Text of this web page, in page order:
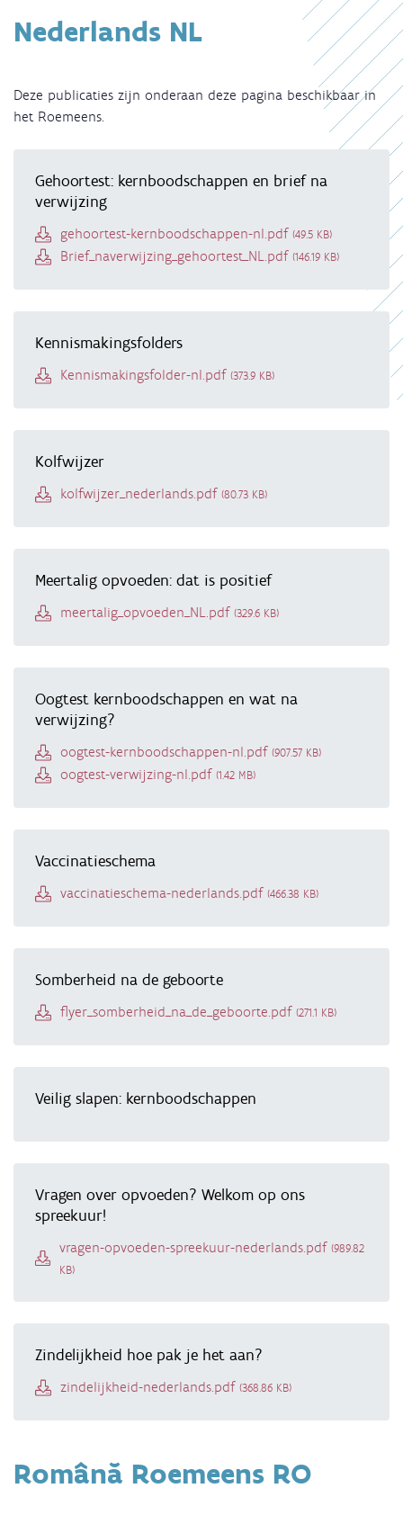
Nederlands NL
Deze publicaties zijn onderaan deze pagina beschikbaar in
het Roemeens.
Gehoortest: kernboodschappen en brief na
verwijzing
Document
gehoortest-kernboodschappen-nl.pdf (49.5 KB)
Document
Brief_naverwijzing_gehoortest_NL.pdf (146.19 KB)
Kennismakingsfolders
Document
Kennismakingsfolder-nl.pdf (373.9 KB)
Kolfwijzer
Document
kolfwijzer_nederlands.pdf (80.73 KB)
Meertalig opvoeden: dat is positief
Document
meertalig_opvoeden_NL.pdf (329.6 KB)
Oogtest kernboodschappen en wat na
verwijzing?
Document
oogtest-kernboodschappen-nl.pdf (907.57 KB)
Document
oogtest-verwijzing-nl.pdf (1.42 MB)
Vaccinatieschema
Document
vaccinatieschema-nederlands.pdf (466.38 KB)
Somberheid na de geboorte
Document
flyer_somberheid_na_de_geboorte.pdf (271.1 KB)
Veilig slapen: kernboodschappen
Vragen over opvoeden? Welkom op ons
spreekuur!
Document
vragen-opvoeden-spreekuur-nederlands.pdf(989.82
KB)
Zindelijkheid hoe pak je het aan?
Document
zindelijkheid-nederlands.pdf (368.86 KB)
Română Roemeens RO